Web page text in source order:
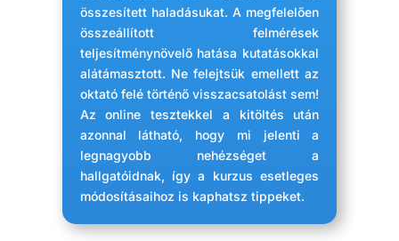
összesített haladásukat. A megfelelően
összeállított felmérések
teljesítménynövelő hatása kutatásokkal
alátámasztott. Ne felejtsük emellett az
oktató felé történő visszacsatolást sem!
Az online tesztekkel a kitöltés után
azonnal látható, hogy mi jelenti a
legnagyobb nehézséget a
hallgatóidnak, így a kurzus esetleges
módosításaihoz is kaphatsz tippeket.